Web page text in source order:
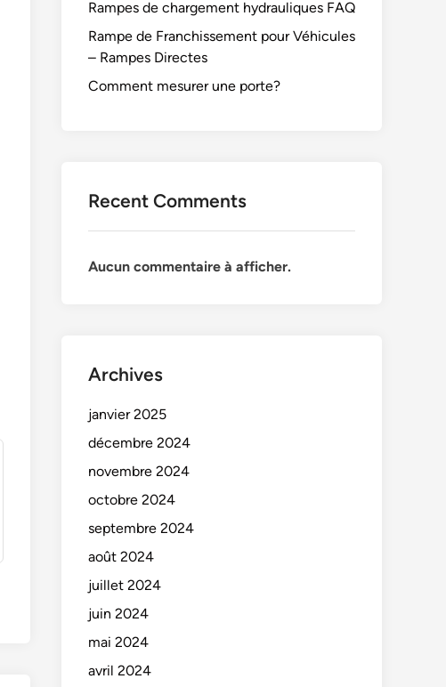
Rampes de chargement hydrauliques FAQ
Rampe de Franchissement pour Véhicules
– Rampes Directes
Comment mesurer une porte?
Recent Comments
Aucun commentaire à afficher.
Archives
janvier 2025
décembre 2024
novembre 2024
octobre 2024
septembre 2024
août 2024
juillet 2024
juin 2024
mai 2024
avril 2024